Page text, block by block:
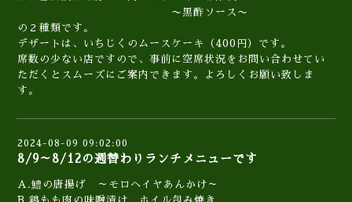
〜黒酢ソース〜
の２種類です。
デザートは、いちじくのムースケーキ（400円）です。
席数の少ない店ですので、事前に空席状況をお問い合わせてい
ただくとスムーズにご案内できます。よろしくお願い致しま
す。
2024-08-09 09:02:00
8/9～8/12の週替わりランチメニューです
A.鱧の唐揚げ ～モロヘイヤあんかけ～